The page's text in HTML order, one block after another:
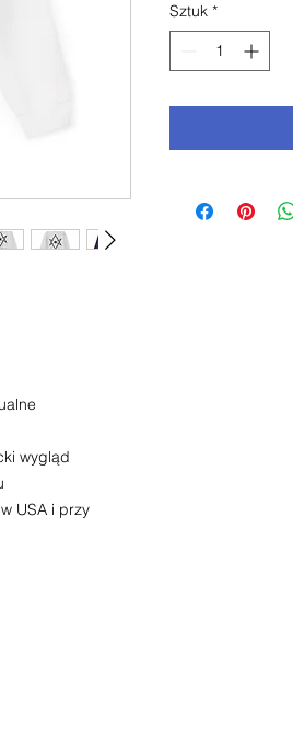
wygląd
USA i przy
Sztuk *